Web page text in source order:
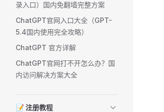
录入口）国内免翻墙完整方案
ChatGPT官网入口大全（GPT-
5.4国内使用完全攻略）
ChatGPT 官方详解
ChatGPT官网打不开怎么办？国
内访问解决方案大全
📝 注册教程